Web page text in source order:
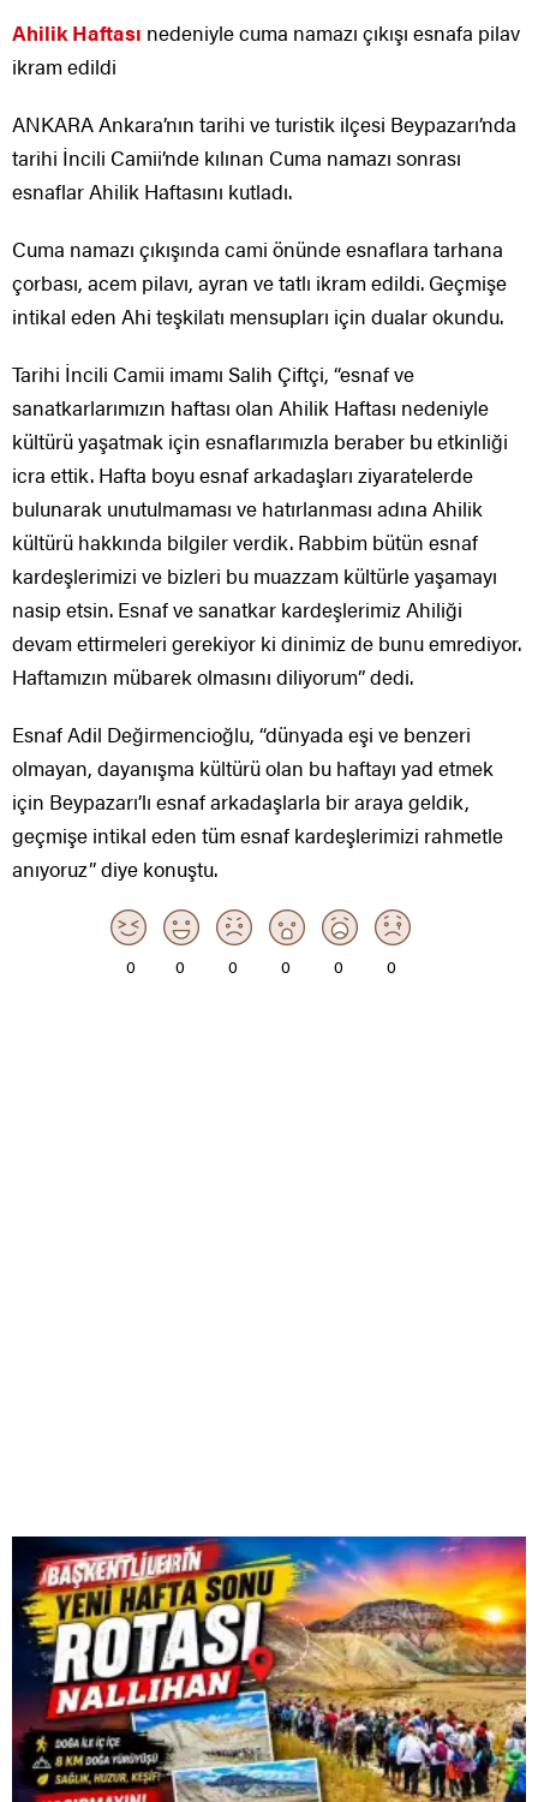
Ahilik Haftası nedeniyle cuma namazı çıkışı esnafa pilav
ikram edildi
ANKARA Ankara’nın tarihi ve turistik ilçesi Beypazarı’nda
tarihi İncili Camii’nde kılınan Cuma namazı sonrası
esnaflar Ahilik Haftasını kutladı.
Cuma namazı çıkışında cami önünde esnaflara tarhana
çorbası, acem pilavı, ayran ve tatlı ikram edildi. Geçmişe
intikal eden Ahi teşkilatı mensupları için dualar okundu.
Tarihi İncili Camii imamı Salih Çiftçi, “esnaf ve
sanatkarlarımızın haftası olan Ahilik Haftası nedeniyle
kültürü yaşatmak için esnaflarımızla beraber bu etkinliği
icra ettik. Hafta boyu esnaf arkadaşları ziyaratelerde
bulunarak unutulmaması ve hatırlanması adına Ahilik
kültürü hakkında bilgiler verdik. Rabbim bütün esnaf
kardeşlerimizi ve bizleri bu muazzam kültürle yaşamayı
nasip etsin. Esnaf ve sanatkar kardeşlerimiz Ahiliği
devam ettirmeleri gerekiyor ki dinimiz de bunu emrediyor.
Haftamızın mübarek olmasını diliyorum” dedi.
Esnaf Adil Değirmencioğlu, “dünyada eşi ve benzeri
olmayan, dayanışma kültürü olan bu haftayı yad etmek
için Beypazarı’lı esnaf arkadaşlarla bir araya geldik,
geçmişe intikal eden tüm esnaf kardeşlerimizi rahmetle
anıyoruz” diye konuştu.
0 0 0 0 0 0